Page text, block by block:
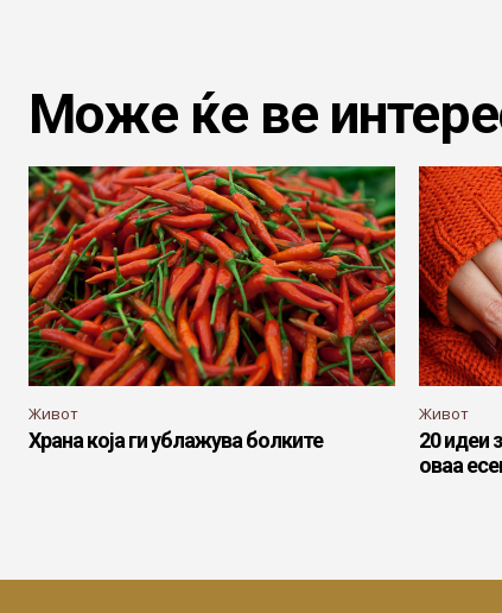
Може ќе ве
Живот
Храна која ги ублажува болките
Живот
20 идеи
оваа